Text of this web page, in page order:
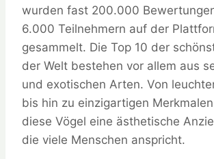
wurden fast 200.000
6.000 Teilnehmern auf der
gesammelt. Die Top 10 der
der Welt bestehen vor allem aus
und exotischen Arten. Von
bis hin zu einzigartigen
diese Vögel eine ästhetische
die viele Menschen anspricht.